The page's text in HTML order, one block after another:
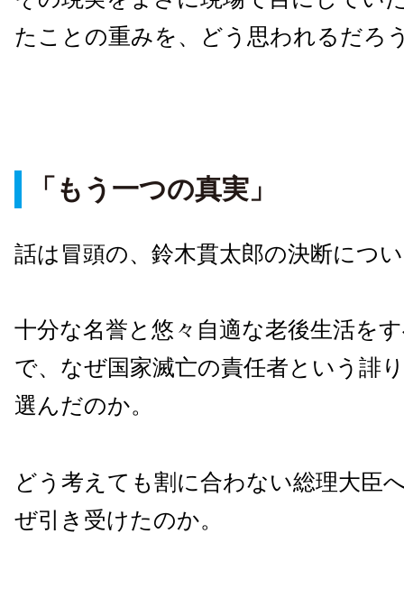
たことの重みを、どう思われるだろ
「もう一つの真実」
話は冒頭の、鈴木貫太郎の決断につ
十分な名誉と悠々自適な老後生活を
で、なぜ国家滅亡の責任者という誹
選んだのか。
どう考えても割に合わない総理大臣
ぜ引き受けたのか。